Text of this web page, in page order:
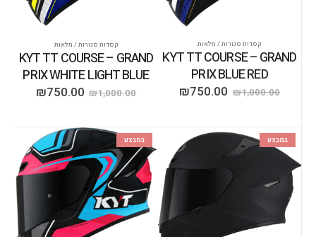
קסדות סגורות / מלאות
KYT TT COURSE – GRAND
PRIX BLUE RED
₪1,000.00
₪750.00
קסדות סגורות / מלאות
KYT TT COURSE – GRAND
PRIX WHITE LIGHT BLUE
₪1,000.00
₪750.00
במבצע במבצע